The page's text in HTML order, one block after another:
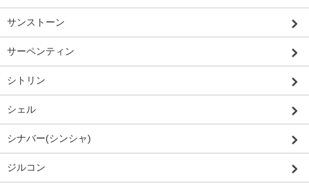
サンストーン
サーペンティン
シトリン
シェル
シナバー(シンシャ)
ジルコン